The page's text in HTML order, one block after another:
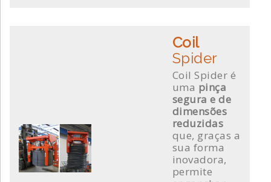
Coil
Spider
Coil Spider é
uma pinça
segura e de
dimensões
reduzidas
que, graças a
sua forma
inovadora,
permite